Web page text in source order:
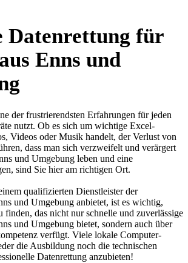
Datenrettung für
Enns und
der frustrierendsten Erfahrungen für jeden
nutzt. Ob es sich um wichtige Excel-
Videos oder Musik handelt, der Verlust von
dass man sich verzweifelt und verärgert
und Umgebung leben und eine
sind Sie hier am richtigen Ort.
qualifizierten Dienstleister der
und Umgebung anbietet, ist es wichtig,
finden, das nicht nur schnelle und zuverlässige
und Umgebung bietet, sondern auch über
verfügt. Viele lokale Computer-
die Ausbildung noch die technischen
Datenrettung anzubieten!